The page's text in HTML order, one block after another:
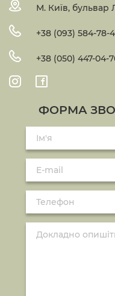
М. Київ, бульвар
+38 (093) 584-78-
+38 (050) 447-04-
ФОРМА